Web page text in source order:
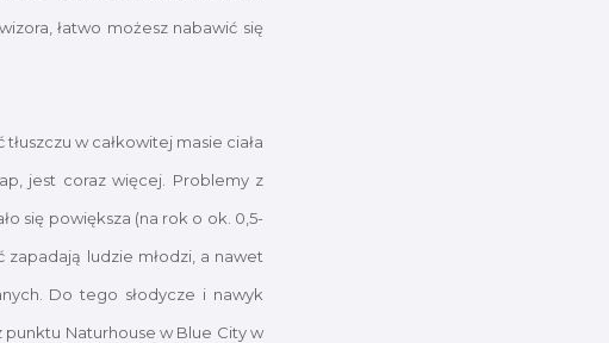
łatwo możesz nabawić się
w całkowitej masie ciała
jest coraz więcej. Problemy z
się powiększa (na rok o ok. 0,5-
zapadają ludzie młodzi, a nawet
Do tego słodycze i nawyk
Naturhouse w Blue City w